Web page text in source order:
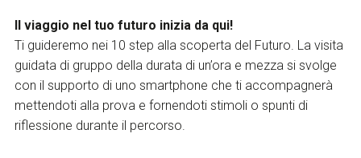
Il viaggio nel tuo futuro inizia da qui!
Ti guideremo nei 10 step alla scoperta del Futuro. La visita
guidata di gruppo della durata di un’ora e mezza si svolge
con il supporto di uno smartphone che ti accompagnerà
mettendoti alla prova e fornendoti stimoli o spunti di
riflessione durante il percorso.